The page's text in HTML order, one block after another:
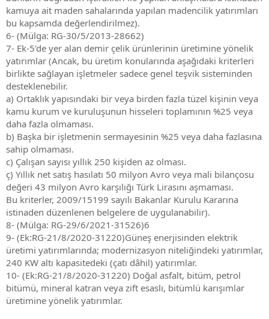
kamuya ait maden sahalarında yapılan madencilik yatırımları
bu kapsamda değerlendirilmez).
6- (Mülga: RG-30/5/2013-28662)
7- Ek-5’de yer alan demir çelik ürünlerinin üretimine yönelik
yatırımlar (Ancak, bu üretim konularında aşağıdaki kriterleri
birlikte sağlayan işletmeler sadece genel teşvik sisteminden
desteklenebilir.
a) Ortaklık yapısındaki bir veya birden fazla tüzel kişinin veya
kamu kurum ve kuruluşunun hisseleri toplamının %25 veya
daha fazla olmaması.
b) Başka bir işletmenin sermayesinin %25 veya daha fazlasına
sahip olmaması.
c) Çalışan sayısı yıllık 250 kişiden az olması.
ç) Yıllık net satış hasılatı 50 milyon Avro veya mali bilançosu
değeri 43 milyon Avro karşılığı Türk Lirasını aşmaması.
Bu kriterler, 2009/15199 sayılı Bakanlar Kurulu Kararına
istinaden düzenlenen belgelere de uygulanabilir).
8- (Mülga: RG-29/6/2021-31526)6
9- (Ek:RG-21/8/2020-31220)Güneş enerjisinden elektrik
üretimi yatırımlarında; modernizasyon niteliğindeki yatırımlar,
240 KW altı kapasitedeki (çatı dâhil) yatırımlar.
10- (Ek:RG-21/8/2020-31220) Doğal asfalt, bitüm, petrol
bitümü, mineral katran veya zift esaslı, bitümlü karışımlar
üretimine yönelik yatırımlar.